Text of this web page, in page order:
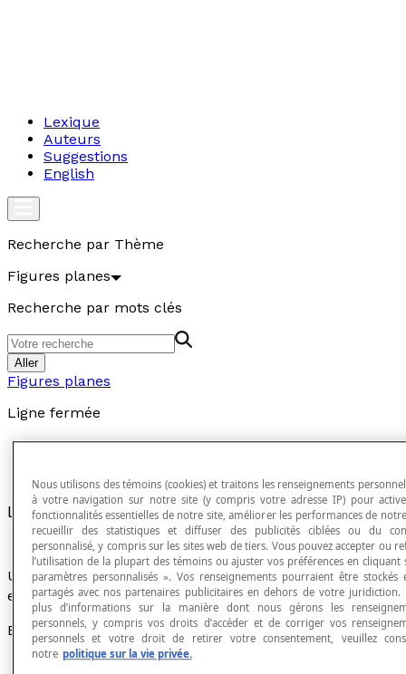
Lexique
Auteurs
Suggestions
English
Recherche par Thème
Figures planes
Recherche par mots clés
Aller
Figures planes
Ligne fermée
Ligne dont les extrémités sont confondues.
Une ligne dont les extrémités ne sont pas confondues
est uneligne ouverteou uneligne non fermée .
Exemples
Voici des lignes fermées :
Nous utilisons des témoins (cookies) et traitons les renseignements
à votre navigation sur notre site (y compris votre adresse IP) pour
fonctionnalités essentielles de notre site, améliorer les performances de
recueillir des statistiques et diffuser des publicités ciblées ou du
personnalisé, y compris sur les sites web de tiers. Vous pouvez accepter ou
l’utilisation de la plupart des témoins ou ajuster vos préférences en cliquant
paramètres personnalisés ». Vos renseignements pourraient être stockés
partagés avec nos partenaires publicitaires en dehors de votre juridiction.
plus d’informations sur la manière dont nous gérons les
personnels, y compris vos droits d’accéder et de corriger vos
personnels et votre droit de retirer votre consentement, veuillez
notre politique sur la vie privée.